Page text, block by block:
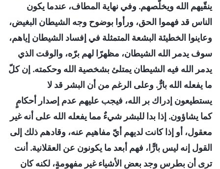
ينقّيهم الله ويخلّصهم. وفي نهاية المطاف، عندما يكون
الناس قد فهموا الحق، ورأوا بوضوح وجه الشيطان البغيض،
وعاينوا الخطيئة البشعة المتمثلة في إفساد الشيطان إياهم،
سوف يدمر الله الشيطان، مظهرًا لهم برّه، والوقت الذي
يدمر الله فيه الشيطان يمتلئ بشخصية الله وحكمته. إن كلّ
ما يفعله الله بارٌّ. وعلى الرغم من أن البشر قد لا
يستطيعون إدراك بر الله، فيجب عليهم عدم إصدار أحكامٍ
كما يشاؤون. إذا بدا للبشر شيءٌ مما يفعله الله على أنه غير
معقول، أو إذا كانت لديهم أيّ مفاهيم عنه، وقادهم ذلك إلى
القول إنه ليس بارًّا، فهم أبعد ما يكونون عن العقلانية. أنت
ترى أن بطرس وجد بعض الأشياء غير مفهومةٍ، لكنه كان